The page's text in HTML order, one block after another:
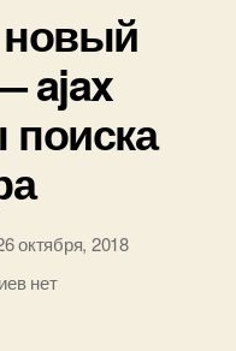
ajax
поиска
октября, 2018
к
нет